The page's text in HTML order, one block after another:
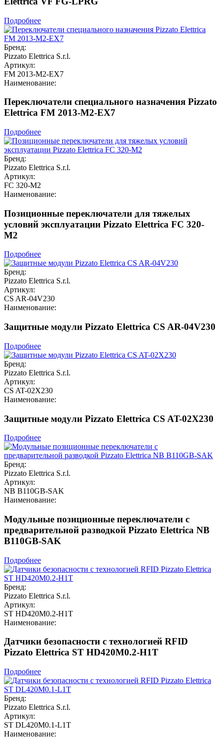
Подробнее
Бренд:
Pizzato Elettrica S.r.l.
Артикул:
FM 2013-M2-EX7
Наименование:
Переключатели специального назначения Pizzato
Elettrica FM 2013-M2-EX7
Подробнее
Бренд:
Pizzato Elettrica S.r.l.
Артикул:
FC 320-M2
Наименование:
Позиционные переключатели для тяжелых
условий эксплуатации Pizzato Elettrica FC 320-
M2
Подробнее
Бренд:
Pizzato Elettrica S.r.l.
Артикул:
CS AR-04V230
Наименование:
Защитные модули Pizzato Elettrica CS AR-04V230
Подробнее
Бренд:
Pizzato Elettrica S.r.l.
Артикул:
CS AT-02X230
Наименование:
Защитные модули Pizzato Elettrica CS AT-02X230
Подробнее
Бренд:
Pizzato Elettrica S.r.l.
Артикул:
NB B110GB-SAK
Наименование:
Модульные позиционные переключатели с
предварительной разводкой Pizzato Elettrica NB
B110GB-SAK
Подробнее
Бренд:
Pizzato Elettrica S.r.l.
Артикул:
ST HD420M0.2-H1T
Наименование:
Датчики безопасности с технологией RFID
Pizzato Elettrica ST HD420M0.2-H1T
Подробнее
Бренд:
Pizzato Elettrica S.r.l.
Артикул:
ST DL420M0.1-L1T
Наименование: